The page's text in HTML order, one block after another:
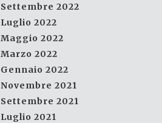
Settembre 2022
Luglio 2022
Maggio 2022
Marzo 2022
Gennaio 2022
Novembre 2021
Settembre 2021
Luglio 2021